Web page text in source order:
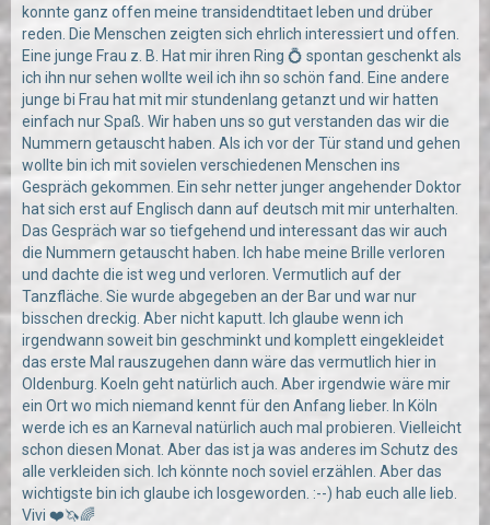
konnte ganz offen meine transidendtitaet leben und drüber
reden. Die Menschen zeigten sich ehrlich interessiert und offen.
Eine junge Frau z. B. Hat mir ihren Ring 💍 spontan geschenkt als
ich ihn nur sehen wollte weil ich ihn so schön fand. Eine andere
junge bi Frau hat mit mir stundenlang getanzt und wir hatten
einfach nur Spaß. Wir haben uns so gut verstanden das wir die
Nummern getauscht haben. Als ich vor der Tür stand und gehen
wollte bin ich mit sovielen verschiedenen Menschen ins
Gespräch gekommen. Ein sehr netter junger angehender Doktor
hat sich erst auf Englisch dann auf deutsch mit mir unterhalten.
Das Gespräch war so tiefgehend und interessant das wir auch
die Nummern getauscht haben. Ich habe meine Brille verloren
und dachte die ist weg und verloren. Vermutlich auf der
Tanzfläche. Sie wurde abgegeben an der Bar und war nur
bisschen dreckig. Aber nicht kaputt. Ich glaube wenn ich
irgendwann soweit bin geschminkt und komplett eingekleidet
das erste Mal rauszugehen dann wäre das vermutlich hier in
Oldenburg. Koeln geht natürlich auch. Aber irgendwie wäre mir
ein Ort wo mich niemand kennt für den Anfang lieber. In Köln
werde ich es an Karneval natürlich auch mal probieren. Vielleicht
schon diesen Monat. Aber das ist ja was anderes im Schutz des
alle verkleiden sich. Ich könnte noch soviel erzählen. Aber das
wichtigste bin ich glaube ich losgeworden. :--) hab euch alle lieb.
Vivi ❤️🦄🌈